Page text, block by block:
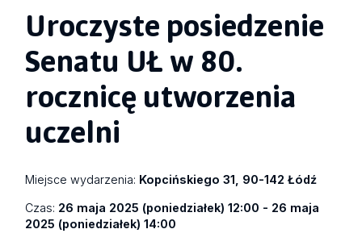
Uroczyste posiedzenie
Senatu UŁ w 80.
rocznicę utworzenia
uczelni
Miejsce wydarzenia: Kopcińskiego 31, 90-142 Łódź
Czas: 26 maja 2025 (poniedziałek) 12:00 - 26 maja
2025 (poniedziałek) 14:00